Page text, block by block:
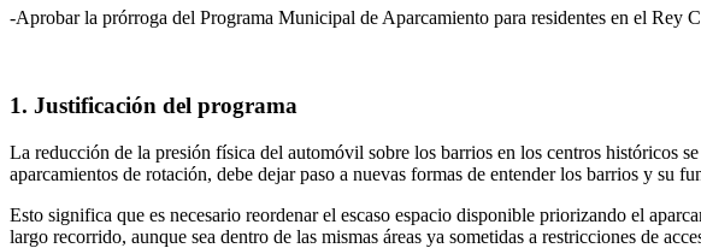
-Aprobar la prórroga del Programa Municipal de Aparcamiento para residentes en el Rey
1. Justificación del programa
La reducción de la presión física del automóvil sobre los barrios en los centros históricos
aparcamientos de rotación, debe dejar paso a nuevas formas de entender los barrios y su
Esto significa que es necesario reordenar el escaso espacio disponible priorizando el
largo recorrido, aunque sea dentro de las mismas áreas ya sometidas a restricciones de